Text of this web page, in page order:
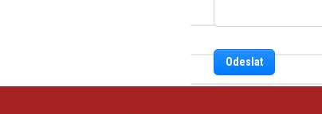
Odeslat